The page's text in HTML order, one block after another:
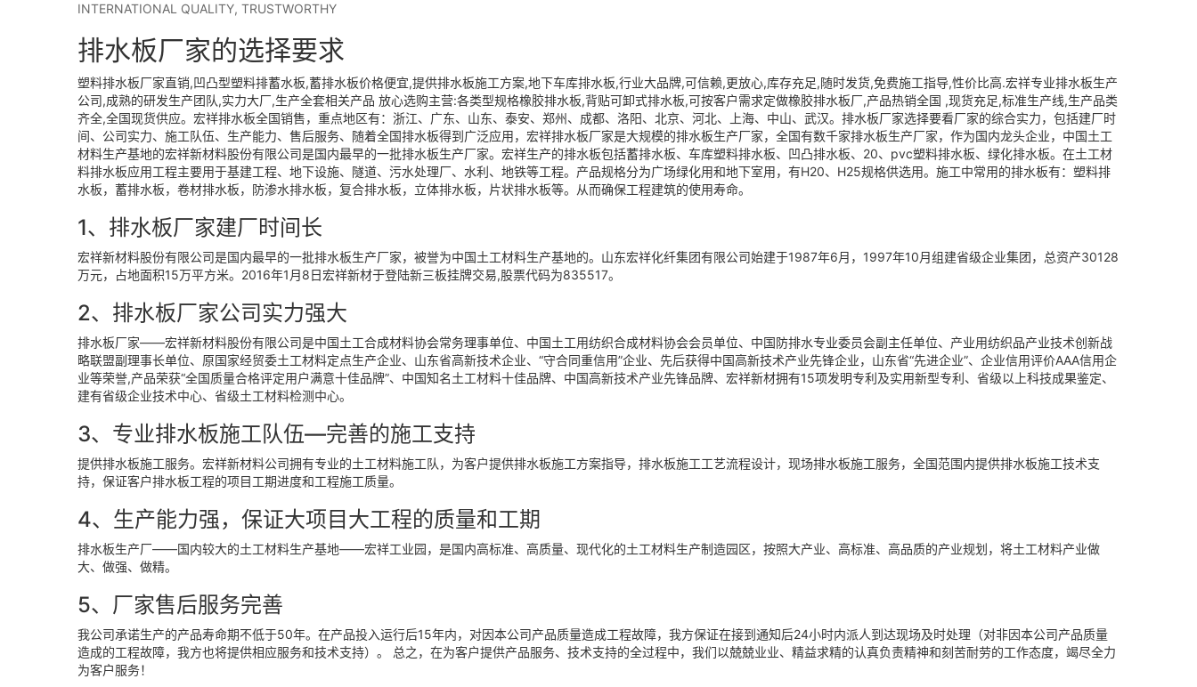
INTERNATIONAL QUALITY, TRUSTWORTHY
排水板厂家的选择要求
塑料排水板厂家直销,凹凸型塑料排蓄水板,蓄排水板价格便宜,提供排水板施工方案,地下车库排水板,行业大品牌,可信赖,更放心,库存充足,随时发货,免费施工指导,性价比高.宏祥专业排水板生产
公司,成熟的研发生产团队,实力大厂,生产全套相关产品 放心选购主营:各类型规格橡胶排水板,背贴可卸式排水板,可按客户需求定做橡胶排水板厂,产品热销全国 ,现货充足,标准生产线,生产品类
齐全,全国现货供应。宏祥排水板全国销售，重点地区有：浙江、广东、山东、泰安、郑州、成都、洛阳、北京、河北、上海、中山、武汉。排水板厂家选择要看厂家的综合实力，包括建厂时
间、公司实力、施工队伍、生产能力、售后服务、随着全国排水板得到广泛应用，宏祥排水板厂家是大规模的排水板生产厂家，全国有数千家排水板生产厂家，作为国内龙头企业，中国土工
材料生产基地的宏祥新材料股份有限公司是国内最早的一批排水板生产厂家。宏祥生产的排水板包括蓄排水板、车库塑料排水板、凹凸排水板、20、pvc塑料排水板、绿化排水板。在土工材
料排水板应用工程主要用于基建工程、地下设施、隧道、污水处理厂、水利、地铁等工程。产品规格分为广场绿化用和地下室用，有H20、H25规格供选用。施工中常用的排水板有：塑料排
水板，蓄排水板，卷材排水板，防渗水排水板，复合排水板，立体排水板，片状排水板等。从而确保工程建筑的使用寿命。
1、排水板厂家建厂时间长
宏祥新材料股份有限公司是国内最早的一批排水板生产厂家，被誉为中国土工材料生产基地的。山东宏祥化纤集团有限公司始建于1987年6月，1997年10月组建省级企业集团，总资产30128
万元，占地面积15万平方米。2016年1月8日宏祥新材于登陆新三板挂牌交易,股票代码为835517。
2、排水板厂家公司实力强大
排水板厂家——宏祥新材料股份有限公司是中国土工合成材料协会常务理事单位、中国土工用纺织合成材料协会会员单位、中国防排水专业委员会副主任单位、产业用纺织品产业技术创新战
略联盟副理事长单位、原国家经贸委土工材料定点生产企业、山东省高新技术企业、“守合同重信用”企业、先后获得中国高新技术产业先锋企业，山东省“先进企业”、企业信用评价AAA信用企
业等荣誉,产品荣获“全国质量合格评定用户满意十佳品牌”、中国知名土工材料十佳品牌、中国高新技术产业先锋品牌、宏祥新材拥有15项发明专利及实用新型专利、省级以上科技成果鉴定、
建有省级企业技术中心、省级土工材料检测中心。
3、专业排水板施工队伍—完善的施工支持
提供排水板施工服务。宏祥新材料公司拥有专业的土工材料施工队，为客户提供排水板施工方案指导，排水板施工工艺流程设计，现场排水板施工服务，全国范围内提供排水板施工技术支
持，保证客户排水板工程的项目工期进度和工程施工质量。
4、生产能力强，保证大项目大工程的质量和工期
排水板生产厂——国内较大的土工材料生产基地——宏祥工业园，是国内高标准、高质量、现代化的土工材料生产制造园区，按照大产业、高标准、高品质的产业规划，将土工材料产业做
大、做强、做精。
5、厂家售后服务完善
我公司承诺生产的产品寿命期不低于50年。在产品投入运行后15年内，对因本公司产品质量造成工程故障，我方保证在接到通知后24小时内派人到达现场及时处理（对非因本公司产品质量
造成的工程故障，我方也将提供相应服务和技术支持）。 总之，在为客户提供产品服务、技术支持的全过程中，我们以兢兢业业、精益求精的认真负责精神和刻苦耐劳的工作态度，竭尽全力
为客户服务！